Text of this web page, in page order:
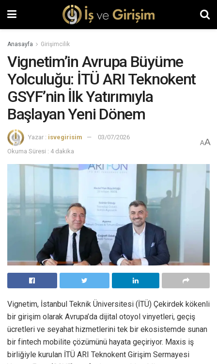
Anasayfa Girişimcilik
Vignetim’in Avrupa Büyüme
Yolculuğu: İTÜ ARI Teknokent
GSYF’nin İlk Yatırımıyla
Başlayan Yeni Dönem
Yazar : isvegirisim
03/07/2026
Okuma Süresi : 4 dakika
AA
Vignetim, İstanbul Teknik Üniversitesi (İTÜ) Çekirdek kökenli
bir girişim olarak Avrupa’da dijital otoyol vinyetleri, geçiş
ücretleri ve seyahat hizmetlerini tek bir ekosistemde sunan
bir fintech mobilite çözümünü hayata geçiriyor. Maxis iş
birliğiyle kurulan İTÜ ARI Teknokent Girişim Sermayesi